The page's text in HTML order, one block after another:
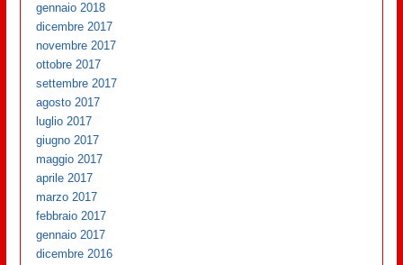
gennaio 2018
dicembre 2017
novembre 2017
ottobre 2017
settembre 2017
agosto 2017
luglio 2017
giugno 2017
maggio 2017
aprile 2017
marzo 2017
febbraio 2017
gennaio 2017
dicembre 2016